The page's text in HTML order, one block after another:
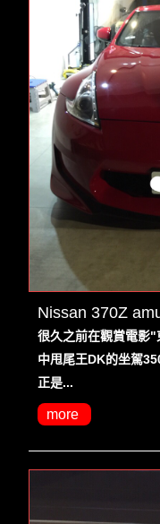
Nissan 370Z
很久之前在觀賞電影
中甩尾王DK的坐駕
正是...
more